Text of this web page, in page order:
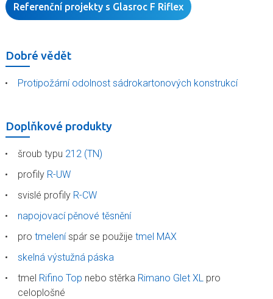
Referenční projekty s Glasroc F Riflex
Dobré vědět
Protipožární odolnost sádrokartonových konstrukcí
Doplňkové produkty
šroub typu 212 (TN)
profily R-UW
svislé profily R-CW
napojovací pěnové těsnění
pro tmeleníspár se použije tmel MAX
skelná výstužná páska
tmel Rifino Top nebo stěrka Rimano Glet XL pro
celoplošné